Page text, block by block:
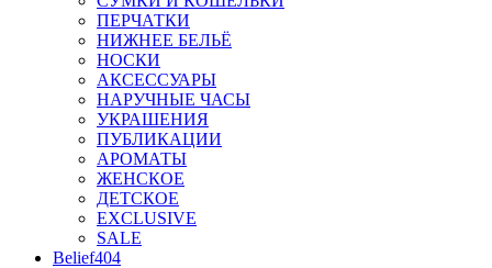
ПЕРЧАТКИ
НИЖНЕЕ БЕЛЬЁ
НОСКИ
АКСЕССУАРЫ
НАРУЧНЫЕ ЧАСЫ
УКРАШЕНИЯ
ПУБЛИКАЦИИ
АРОМАТЫ
ЖЕНСКОЕ
ДЕТСКОЕ
EXCLUSIVE
SALE
Belief404